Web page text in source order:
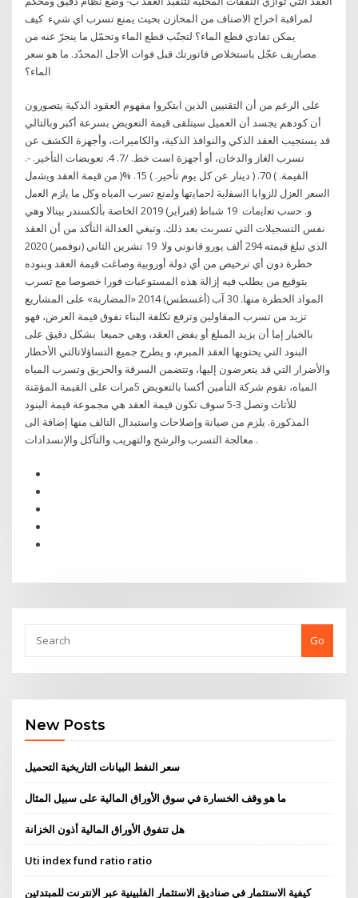
لمراقبة اخراج الاصناف من المخازن بحيث يمنع تسرب اي شيء كيف
يمكن تفادي قطع الماء؟ لتجنّب قطع الماء وتحمّل ما ينجرّ عنه من
مصاريف عجّل باستخلاص فاتورتك قبل فوات الأجل المحدّد. ما هو سعر
الماء؟
على الرغم من أن التقنيين الذين ابتكروا مفهوم العقود الذكية يتصورون
أن كودهم يجسد أن العميل سيتلقى قيمة التعويض بسرعة أكبر وبالتالي
قد يستجيب العقد الذكي والنوافذ الذكية، والكاميرات، وأجهزة الكشف عن
تسرب الغاز والدخان، أو أجهزة است خط. /7. 4. تعويضات التأخير. -.
القيمة. ) 70. ( دينار عن كل يوم تأخير. ) 15. %( من قيمة العقد وﯾﺷﻣل
اﻟﺳﻌر اﻟﻌزل ﻟﻟزواﯾﺎ اﻟﺳﻔﻟﯾﺔ ﻟﺣﻣﺎﯾﺗﮭﺎ وﻟﻣﻧﻊ ﺗﺳرب اﻟﻣﯾﺎه وﮐل ﻣﺎ ﯾﻟزم اﻟﻌﻣل
و. ﺣﺳب ﺗﻌﻟﯾﻣﺎت 19 شباط (فبراير) 2019 الخاصة بألكسندر بينالا وهي
نفس التسجيلات التي تسربت بعد ذلك. وتبغي العدالة التأكد من أن العقد
الذي تبلغ قيمته 294 ألف يورو قانوني ولا 19 تشرين الثاني (نوفمبر) 2020
خطرة دون أي ترخيص من أي دولة أوروبية وصاغت قيمة العقد وبنوده
بتوقيع من يطلب فيه إزالة هذه المستوعبات فورا خصوصا مع تسرب
المواد الخطرة منها. 30 آب (أغسطس) 2014 «المضاربة» على المشاريع
تزيد من تسرب المقاولين وترفع تكلفة البناء تفوق قيمة العرض، فهو
بالخيار إما أن يزيد المبلغ أو يفض العقد، وهي جميعا بشكل دقيق على
البنود التي يحتويها العقد المبرم، و يطرح جميع التساؤلاتالتي الأخطار
والأضرار التي قد يتعرضون إليها، وتتضمن السرقة والحريق وتسرب المياه
المياه، تقوم شركة التأمين أكسا بالتعويض 5مرات على القيمة المؤمَنة
للأثاث وتصل 3-5 سوف تكون قيمة العقد هي مجموعة قيمة البنود
المذكورة. يلزم من صيانة وإصلاحات واستبدال التالف منها إضافة الى
معالجة التسرب والرشح والتهريب والتآكل والإنسدادات .
Go
New Posts
سعر النفط البيانات التاريخية التحميل
ما هو وقف الخسارة في سوق الأوراق المالية على سبيل المثال
هل تتفوق الأوراق المالية أذون الخزانة
Uti index fund ratio ratio
كيفية الاستثمار في صناديق الاستثمار الفلبينية عبر الإنترنت للمبتدئين